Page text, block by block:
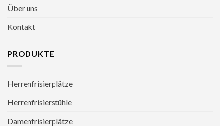
Über uns
Kontakt
PRODUKTE
Herrenfrisierplätze
Herrenfrisierstühle
Damenfrisierplätze